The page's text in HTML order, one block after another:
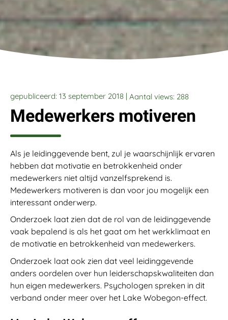
gepubliceerd: 13 september 2018 | Aantal views: 288
Medewerkers motiveren
Als je leidinggevende bent, zul je waarschijnlijk ervaren
hebben dat motivatie en betrokkenheid onder
medewerkers niet altijd vanzelfsprekend is.
Medewerkers motiveren is dan voor jou mogelijk een
interessant onderwerp.
Onderzoek laat zien dat de rol van de leidinggevende
vaak bepalend is als het gaat om het werkklimaat en
de motivatie en betrokkenheid van medewerkers.
Onderzoek laat ook zien dat veel leidinggevende
anders oordelen over hun leiderschapskwaliteiten dan
hun eigen medewerkers. Psychologen spreken in dit
verband onder meer over het Lake Wobegon-effect.